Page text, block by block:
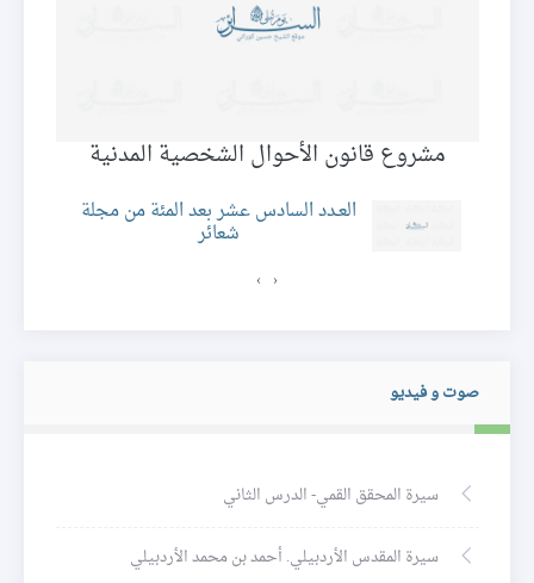
مشروع قانون الأحوال الشخصية المدنية
العـدد السادس عشر بعد المئة من مجلة
شعائر
‹
›
صوت و فيديو
سيرة المحقق القمي- الدرس الثاني
سيرة المقدس الأردبيلي. أحمد بن محمد الأردبيلي